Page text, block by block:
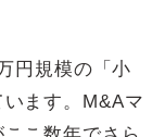
円規模の「小
ます。M&Aマ